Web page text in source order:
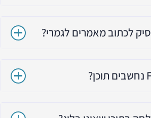
לכתוב מאמרים לגמרי?